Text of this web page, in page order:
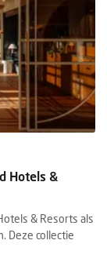
Hotels &
& Resorts als
Deze collectie